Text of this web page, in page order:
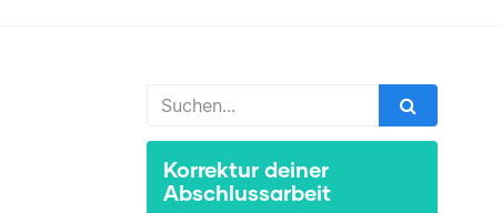
Korrektur deiner
Abschlussarbeit